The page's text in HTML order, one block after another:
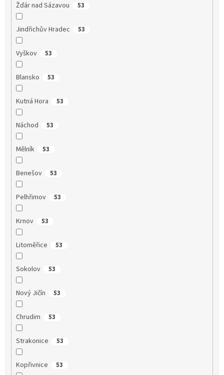
Žďár nad Sázavou 53
Jindřichův Hradec 53
Vyškov 53
Blansko 53
Kutná Hora 53
Náchod 53
Mělník 53
Benešov 53
Pelhřimov 53
Krnov 53
Litoměřice 53
Sokolov 53
Nový Jičín 53
Chrudim 53
Strakonice 53
Kopřivnice 53